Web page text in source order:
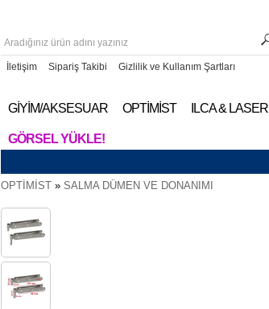
İletişim Sipariş Takibi Gizlilik ve Kullanım Şartları
GİYİM/AKSESUAR OPTİMİST ILCA & LASER
GÖRSEL YÜKLE!
OPTİMİST» SALMA DÜMEN VE DONANIMI